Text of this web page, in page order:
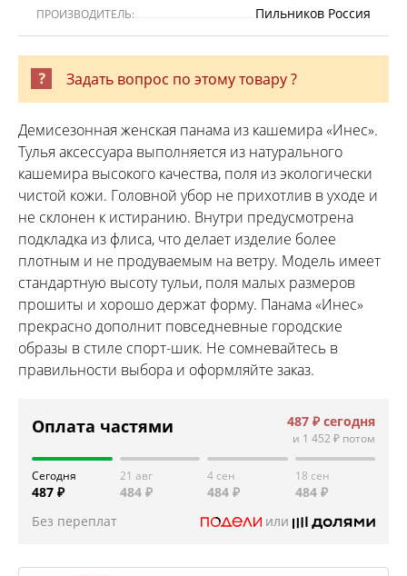
ПРОИЗВОДИТЕЛЬ: Пильников Россия
Задать вопрос по этому товару ?
Демисезонная женская панама из кашемира «Инес».
Тулья аксессуара выполняется из натурального
кашемира высокого качества, поля из экологически
чистой кожи. Головной убор не прихотлив в уходе и
не склонен к истиранию. Внутри предусмотрена
подкладка из флиса, что делает изделие более
плотным и не продуваемым на ветру. Модель имеет
стандартную высоту тульи, поля малых размеров
прошиты и хорошо держат форму. Панама «Инес»
прекрасно дополнит повседневные городские
образы в стиле спорт-шик. Не сомневайтесь в
правильности выбора и оформляйте заказ.
Оплата частями 487 ₽ сегодня
и 1 452 ₽ потом
Сегодня
487 ₽
21 авг
484 ₽
4 сен
484 ₽
18 сен
484 ₽
Без переплат
или